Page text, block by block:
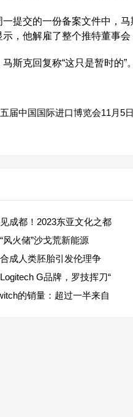
交的一份备案文件中，马
，他解雇了整个推特董事
克回复称“这只是暂时的”
届中国国际进口博览会11月5
成都！2023东亚文化之都
风火储”沙戈荒新能源
成人类胚胎引发伦理争
G品牌，罗技挥刀“
的销量：超过一半来自